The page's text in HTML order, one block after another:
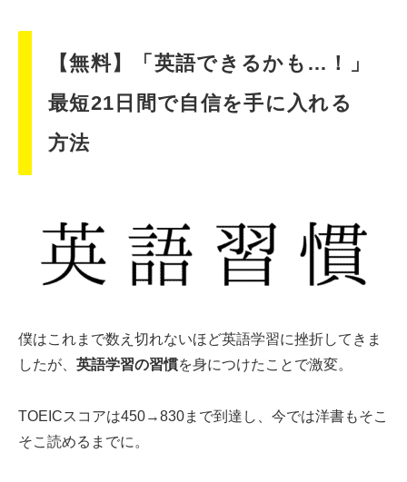
【無料】「英語できるかも…！」
最短21日間で自信を手に入れる
方法
僕はこれまで数え切れないほど英語学習に挫折してきま
したが、 英語学習の習慣を身につけたことで激変。
TOEICスコアは450→830まで到達し、今では洋書もそこ
そこ読めるまでに。